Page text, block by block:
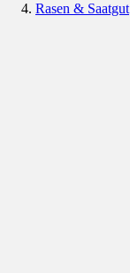
Rasen & Saatgut